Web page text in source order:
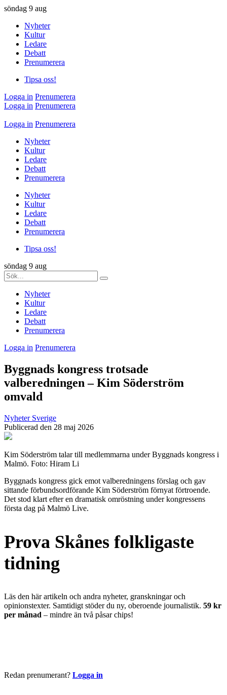
söndag 9 aug
Nyheter
Kultur
Ledare
Debatt
Prenumerera
Tipsa oss!
Logga in Prenumerera
Logga in Prenumerera
Logga in Prenumerera
Nyheter
Kultur
Ledare
Debatt
Prenumerera
Nyheter
Kultur
Ledare
Debatt
Prenumerera
Tipsa oss!
söndag 9 aug
Nyheter
Kultur
Ledare
Debatt
Prenumerera
Logga in Prenumerera
Byggnads kongress trotsade
valberedningen – Kim Söderström
omvald
Nyheter Sverige
Publicerad den 28 maj 2026
Kim Söderström talar till medlemmarna under Byggnads kongress i
Malmö. Foto: Hiram Li
Byggnads kongress gick emot valberedningens förslag och gav
sittande förbundsordförande Kim Söderström förnyat förtroende.
Det stod klart efter en dramatisk omröstning under kongressens
första dag på Malmö Live.
Prova Skånes folkligaste
tidning
Läs den här artikeln och andra nyheter, granskningar och
opinionstexter. Samtidigt stöder du ny, oberoende journalistik. 59 kr
per månad – mindre än två påsar chips!
Redan prenumerant? Logga in